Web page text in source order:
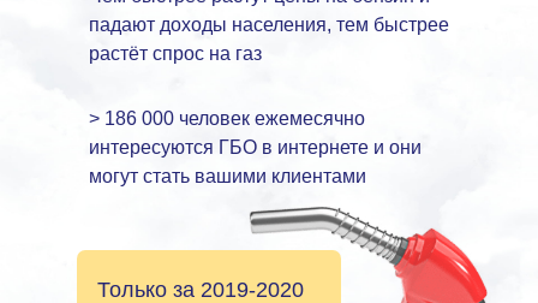
падают доходы населения, тем быстрее
растёт спрос на газ
> 186 000 человек ежемесячно
интересуются ГБО в интернете и они
могут стать вашими клиентами
Только за 2019-2020